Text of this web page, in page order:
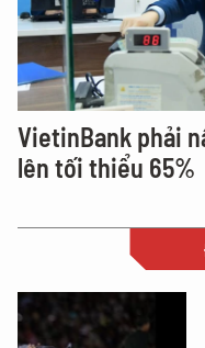
VietinBank phải
lên tối thiểu 65%